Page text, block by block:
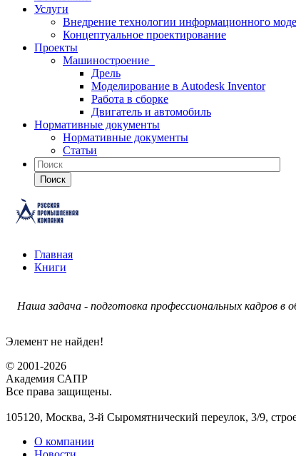
Услуги
Внедрение технологии информационного
Концептуальное проектирование
Проекты
Машиностроение
Дрель
Моделирование в Autodesk Inventor
Работа в сборке
Двигатель и автомобиль
Нормативные документы
Нормативные документы
Статьи
Поиск
Главная
Книги
Наша задача - подготовка профессиональных кадров
Элемент не найден!
© 2001-2026
Академия САПР
Все права защищены.
105120, Москва, 3-й Сыромятнический переулок, 3/9,
О компании